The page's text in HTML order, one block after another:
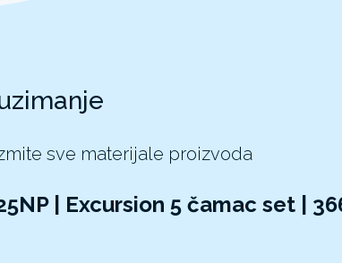
sve materijale proizvoda
| Excursion 5 čamac set |